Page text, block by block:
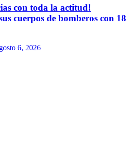
con toda la actitud!
cuerpos de bomberos con 18
6, 2026